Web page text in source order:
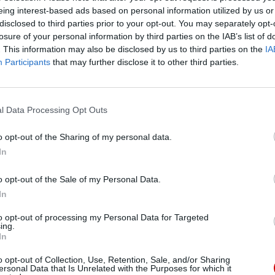
interest-based ads based on personal information utilized by us
to third parties prior to your opt-out. You may separately
of your personal information by third parties on the IAB’s list of
This information may also be disclosed by us to third parties on the
Participants that may further disclose it to other third parties.
Data Processing Opt Outs
opt-out of the Sharing of my personal data.
opt-out of the Sale of my Personal Data.
opt-out of processing my Personal Data for Targeted
opt-out of Collection, Use, Retention, Sale, and/or Sharing
Data that Is Unrelated with the Purposes for which it
.
tu dla Ciebie!
z życia Kościoła w Polsce i na świecie.
będzie coraz trudniejsze.
za pośrednictwem serwisu Patronite.